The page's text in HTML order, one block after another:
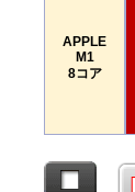
APPLE
M1
8コア